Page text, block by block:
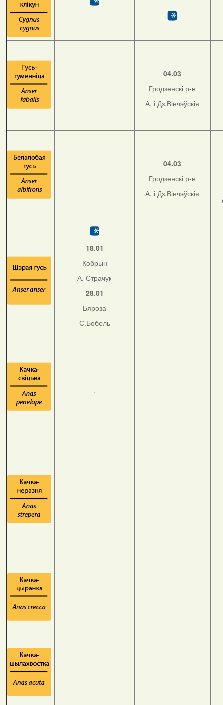
04.03
Гродзенскі р-н
А. і Дз.Вінчэўскія
04.03
Гродзенскі р-н
А. і Дз.Вінчэўскія
18.01
Кобрын
А. Страчук
28.01
Бяроза
С.Бобель
.